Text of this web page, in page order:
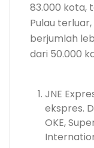
83.000 kota,
Pulau
berjumlah
dari 50.000
JNE
ekspres.
OKE,